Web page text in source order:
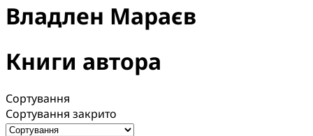
Владлен Мараєв
Книги автора
Сортування
Сортування закрито